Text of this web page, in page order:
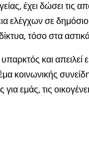
έχει δώσει τις
ελέγχων σε
τόσο στα
και
κοινωνικής
εμάς, τις